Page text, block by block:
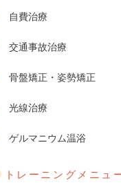
自費治療
交通事故治療
骨盤矯正・姿勢矯正
光線治療
ゲルマニウム温浴
トレーニングメニュ